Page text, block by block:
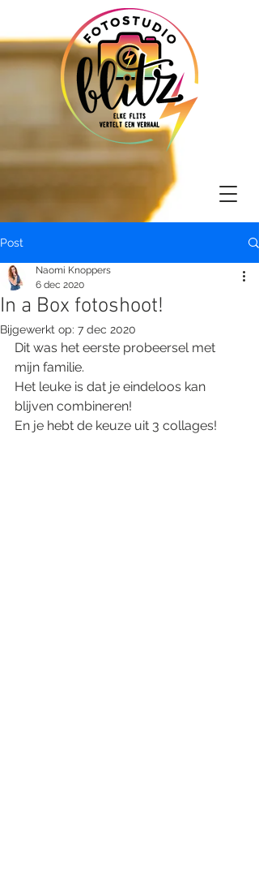
Post
In a Box fotoshoot!
Naomi Knoppers
6 dec 2020
Bijgewerkt op: 7 dec 2020
Dit was het eerste probeersel met
mijn familie.
Het leuke is dat je eindeloos kan
blijven combineren!
En je hebt de keuze uit 3 collages!